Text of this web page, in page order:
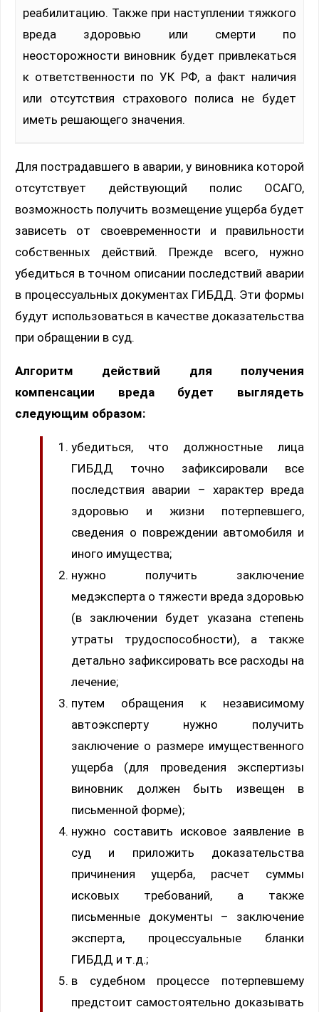
реабилитацию. Также при наступлении тяжкого
вреда здоровью или смерти по
неосторожности виновник будет привлекаться
к ответственности по УК РФ, а факт наличия
или отсутствия страхового полиса не будет
иметь решающего значения.
Для пострадавшего в аварии, у виновника которой
отсутствует действующий полис ОСАГО,
возможность получить возмещение ущерба будет
зависеть от своевременности и правильности
собственных действий. Прежде всего, нужно
убедиться в точном описании последствий аварии
в процессуальных документах ГИБДД. Эти формы
будут использоваться в качестве доказательства
при обращении в суд.
Алгоритм действий для получения
компенсации вреда будет выглядеть
следующим образом:
убедиться, что должностные лица
ГИБДД точно зафиксировали все
последствия аварии – характер вреда
здоровью и жизни потерпевшего,
сведения о повреждении автомобиля и
иного имущества;
нужно получить заключение
медэксперта о тяжести вреда здоровью
(в заключении будет указана степень
утраты трудоспособности), а также
детально зафиксировать все расходы на
лечение;
путем обращения к независимому
автоэксперту нужно получить
заключение о размере имущественного
ущерба (для проведения экспертизы
виновник должен быть извещен в
письменной форме);
нужно составить исковое заявление в
суд и приложить доказательства
причинения ущерба, расчет суммы
исковых требований, а также
письменные документы – заключение
эксперта, процессуальные бланки
ГИБДД и т.д.;
в судебном процессе потерпевшему
предстоит самостоятельно доказывать